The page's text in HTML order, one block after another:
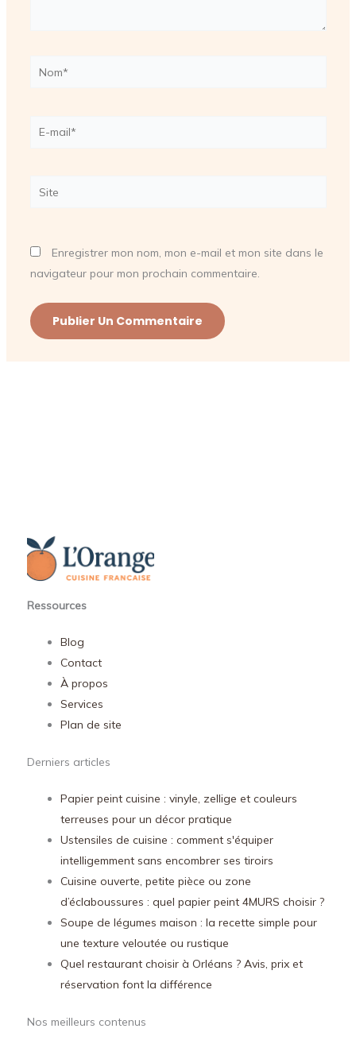
Nom*
E-
Site
Enregistrer mon nom, mon e-mail et mon site dans le
navigateur pour mon prochain commentaire.
Ressources
Blog
Contact
À propos
Services
Plan de site
Derniers articles
Papier peint cuisine : vinyle, zellige et couleurs
terreuses pour un décor pratique
Ustensiles de cuisine : comment s'équiper
intelligemment sans encombrer ses tiroirs
Cuisine ouverte, petite pièce ou zone
d’éclaboussures : quel papier peint 4MURS choisir ?
Soupe de légumes maison : la recette simple pour
une texture veloutée ou rustique
Quel restaurant choisir à Orléans ? Avis, prix et
réservation font la différence
Nos meilleurs contenus